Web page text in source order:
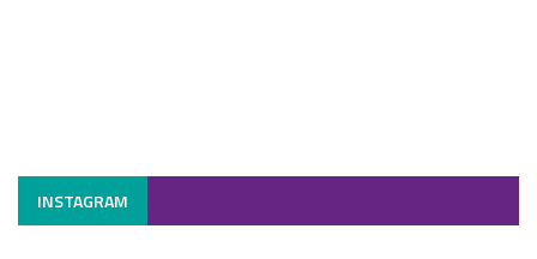
INSTAGRAM